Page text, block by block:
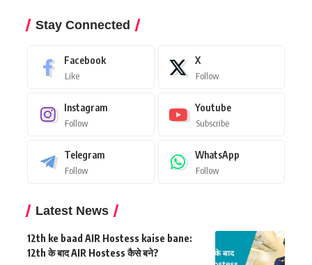
Stay Connected
Facebook
Like
X
Follow
Instagram
Follow
Youtube
Subscribe
Telegram
Follow
WhatsApp
Follow
Latest News
12th ke baad AIR Hostess kaise bane:
12th के बाद AIR Hostess कैसे बने?